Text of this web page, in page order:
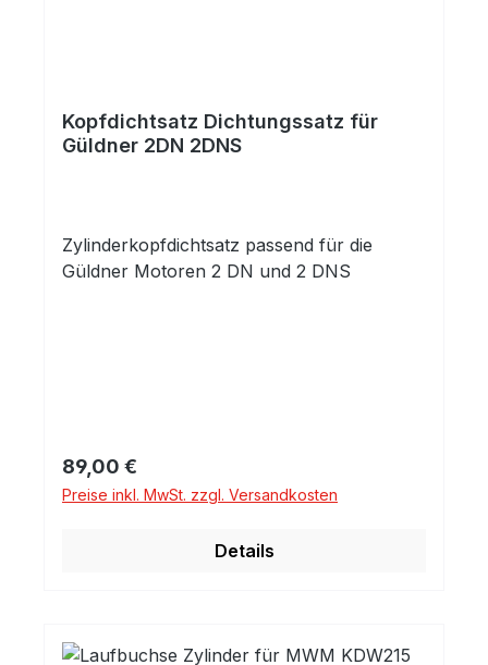
Kopfdichtsatz Dichtungssatz für
Güldner 2DN 2DNS
Zylinderkopfdichtsatz passend für die
Güldner Motoren 2 DN und 2 DNS
Regulärer Preis:
89,00 €
Preise inkl. MwSt. zzgl. Versandkosten
Details